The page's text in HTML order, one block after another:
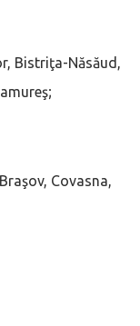
Bistriţa-Năsăud,
Covasna,